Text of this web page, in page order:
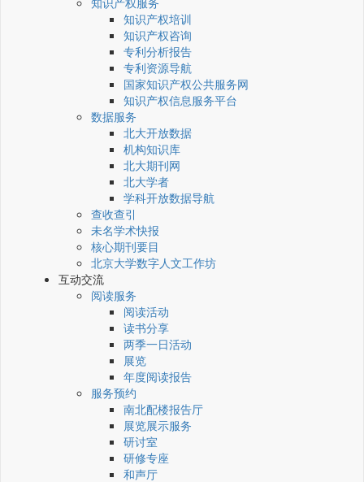
知识产权培训
知识产权咨询
专利分析报告
专利资源导航
国家知识产权公共服务网
知识产权信息服务平台
数据服务
北大开放数据
机构知识库
北大期刊网
北大学者
学科开放数据导航
查收查引
未名学术快报
核心期刊要目
北京大学数字人文工作坊
互动交流
阅读服务
阅读活动
读书分享
两季一日活动
展览
年度阅读报告
服务预约
南北配楼报告厅
展览展示服务
研讨室
研修专座
和声厅